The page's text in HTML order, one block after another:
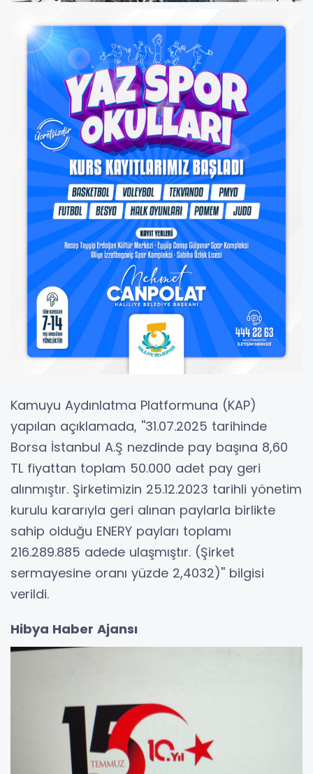
Kamuyu Aydınlatma Platformuna (KAP)
yapılan açıklamada, ''31.07.2025 tarihinde
Borsa İstanbul A.Ş nezdinde pay başına 8,60
TL fiyattan toplam 50.000 adet pay geri
alınmıştır. Şirketimizin 25.12.2023 tarihli yönetim
kurulu kararıyla geri alınan paylarla birlikte
sahip olduğu ENERY payları toplamı
216.289.885 adede ulaşmıştır. (Şirket
sermayesine oranı yüzde 2,4032)'' bilgisi
verildi.
Hibya Haber Ajansı